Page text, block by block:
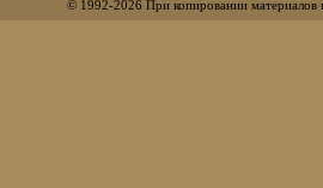
© 1992-2026 При копировании материалов